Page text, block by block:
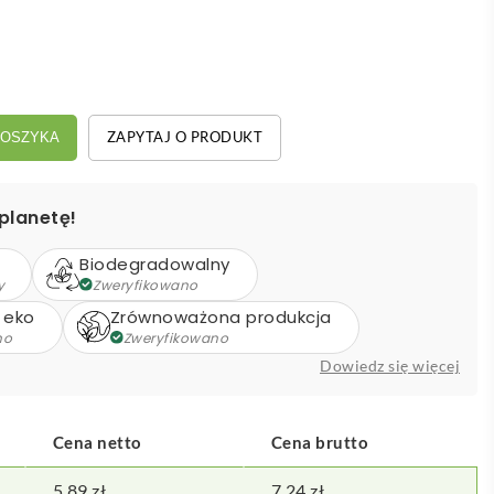
ZAPYTAJ O PRODUKT
Biodegradowalny
Zweryfikowano
Zrównoważona produkcja
Zweryfikowano
Dowiedz się więcej
Cena netto Cena brutto